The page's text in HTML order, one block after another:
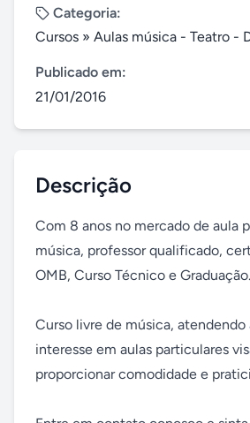
Categoria:
Cursos » Aulas música - Teatro -
Publicado em:
21/01/2016
Descrição
Com 8 anos no mercado de aula
música, professor qualificado,
OMB, Curso Técnico e Graduação.
Curso livre de música, atendendo
interesse em aulas particulares
proporcionar comodidade e